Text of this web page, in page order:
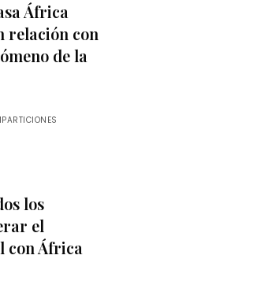
África
relación con
de la
los
el
con África